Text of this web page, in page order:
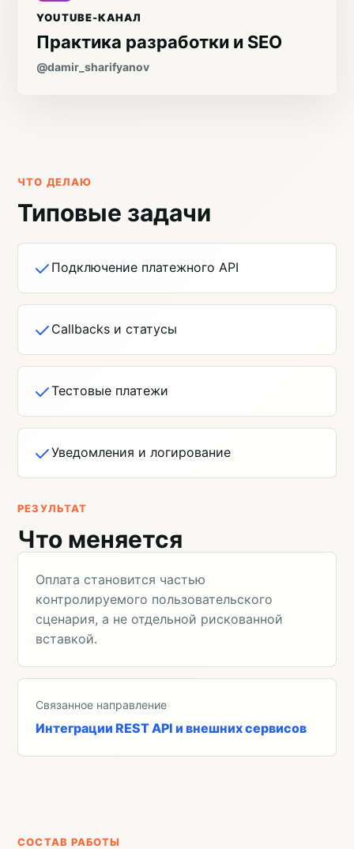
YOUTUBE-КАНАЛ
Практика разработки и SEO
@damir_sharifyanov
ЧТО ДЕЛАЮ
Типовые задачи
Подключение платежного API
Callbacks и статусы
Тестовые платежи
Уведомления и логирование
РЕЗУЛЬТАТ
Что меняется
Оплата становится частью
контролируемого пользовательского
сценария, а не отдельной рискованной
вставкой.
Связанное направление
Интеграции REST API и внешних сервисов
СОСТАВ РАБОТЫ